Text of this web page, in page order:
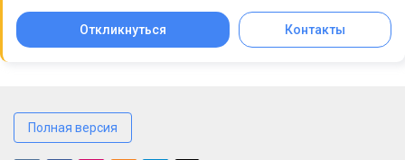
Откликнуться Контакты
Полная версия